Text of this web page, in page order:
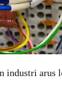
industri arus